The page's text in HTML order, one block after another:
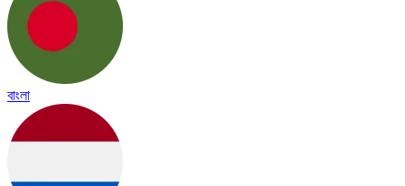
বাংলা